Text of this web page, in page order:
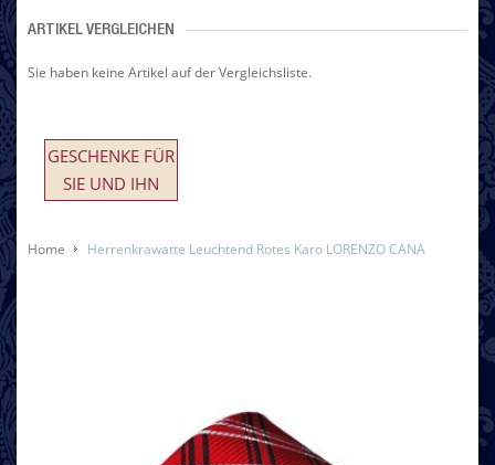
ARTIKEL VERGLEICHEN
Sie haben keine Artikel auf der Vergleichsliste.
GESCHENKE FÜR
SIE UND IHN
Home Herrenkrawatte Leuchtend Rotes Karo LORENZO CANA